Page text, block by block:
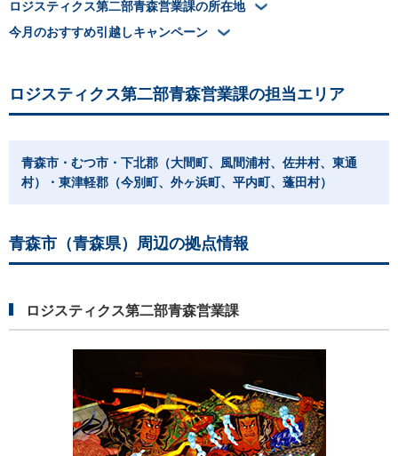
ロジスティクス第二部青森営業課の所在地
今月のおすすめ引越しキャンペーン
ロジスティクス第二部青森営業課の担当エリア
青森市・むつ市・下北郡（大間町、風間浦村、佐井村、東通
村）・東津軽郡（今別町、外ヶ浜町、平内町、蓬田村）
青森市（青森県）周辺の拠点情報
ロジスティクス第二部青森営業課